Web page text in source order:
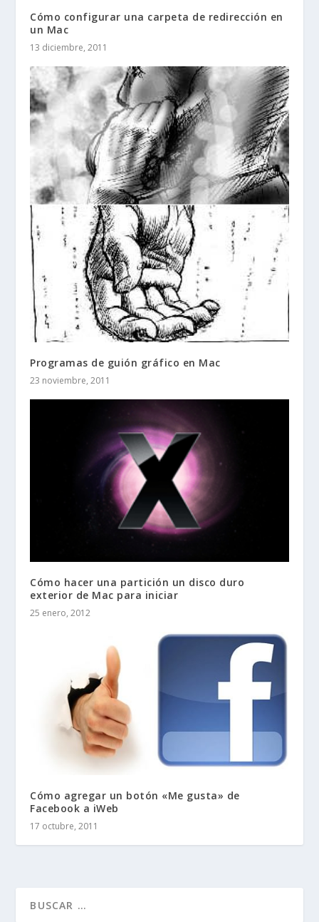
Cómo configurar una carpeta de redirección en
un Mac
13 diciembre, 2011
Programas de guión gráfico en Mac
23 noviembre, 2011
Cómo hacer una partición un disco duro
exterior de Mac para iniciar
25 enero, 2012
Cómo agregar un botón «Me gusta» de
Facebook a iWeb
17 octubre, 2011